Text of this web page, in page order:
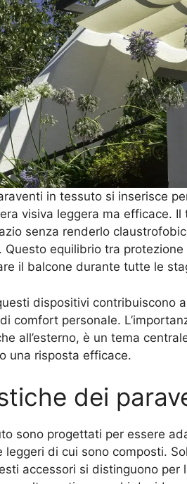
in tessuto si inserisce
visiva leggera ma efficace.
senza renderlo
Questo equilibrio tra
il balcone durante tutte le
dispositivi contribuiscono
comfort personale.
all’esterno, è un tema
una risposta efficace.
dei
sono progettati per essere
leggeri di cui sono composti.
accessori si distinguono